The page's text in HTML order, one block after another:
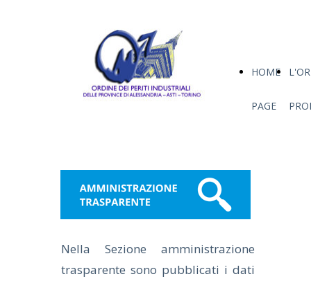
HOME
PAGE
Nella Sezione amministrazione
trasparente sono pubblicati i dati